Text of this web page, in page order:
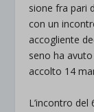
sione fra pari
con un
accogliente
seno ha
accolto 14
L’incontro